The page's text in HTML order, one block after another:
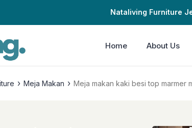
Nataliving Furniture
Home About Us
› Meja Makan › Meja makan kaki besi top marmer